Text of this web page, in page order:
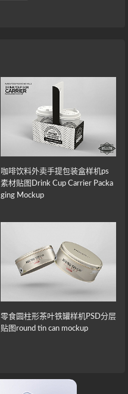
咖啡饮料外卖手提包装盒样机ps
素材贴图Drink Cup Carrier Packa
ging Mockup
零食圆柱形茶叶铁罐样机PSD分层
贴图round tin can mockup